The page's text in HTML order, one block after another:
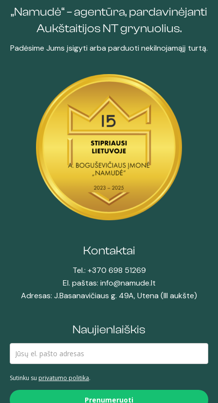
„Namudė“ – agentūra, pardavinėjanti
Aukštaitijos NT grynuolius.
Padėsime Jums įsigyti arba parduoti nekilnojamąjį turtą.
Kontaktai
Tel.: +370 698 51269
El. paštas: info@namude.lt
Adresas: J.Basanavičiaus g. 49A, Utena (III aukšte)
Naujienlaiškis
Sutinku su privatumo politika.
Prenumeruoti